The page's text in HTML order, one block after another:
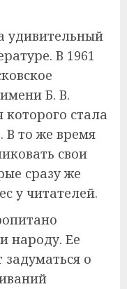
удивительный
В 1961
Б. В.
стала
В то же время
свои
сразу же
у читателей.
народу. Ее
о